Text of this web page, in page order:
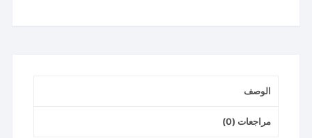
الوصف
مراجعات (0)